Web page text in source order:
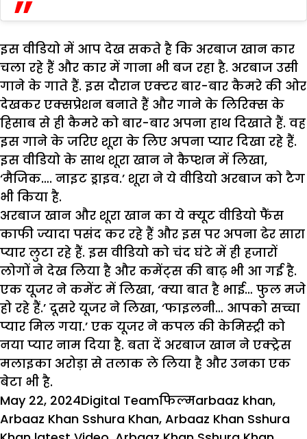
इस वीडियो में आप देख सकते है कि अरबाज खान कार
चला रहे हैं और कार में गाना भी बज रहा है. अरबाज उसी
गाने के गाते हैं. इस दौरान एक्टर बार-बार कैमरे की ओर
देखकर एक्सप्रेशन बनाते हैं और गाने के लिरिक्स के
हिसाब से ही कैमरे को बार-बार अपना हाथ दिखाते हैं. वह
इस गाने के जरिए शूरा के लिए अपना प्यार दिखा रहे हैं.
इस वीडियो के साथ शूरा खान ने कैप्शन में लिखा,
‘मैजिक…. नाइट ड्राइव.’ शूरा ने ये वीडियो अरबाज को टैग
भी किया है.
अरबाज खान और शूरा खान का ये क्यूट वीडियो फैंस
काफी ज्यादा पसंद कर रहे हैं और इस पर अपना ढेर सारा
प्यार लुटा रहे हैं. इस वीडियो को चंद घंटे में ही हजारों
लोगों ने देख लिया है और कमेंट्स की बाढ़ भी आ गई है.
एक यूजर ने कमेंट में लिखा, ‘क्या बात है भाई… फुल मजे
हो रहे हैं.’ दूसरे यूजर ने लिखा, ‘फाइलनी… आपको सच्चा
प्यार मिल गया.’ एक यूजर ने कपल की केमिस्ट्री को
नया प्यार नाम दिया है. बता दें अरबाज खान ने एक्ट्रेस
मलाइका अरोड़ा से तलाक ले लिया है और उनका एक
बेटा भी है.
Posted
on
May 22, 2024Author
Digital TeamCategories
फिल्मTags
arbaaz khan,
Arbaaz Khan Sshura Khan, Arbaaz Khan Sshura